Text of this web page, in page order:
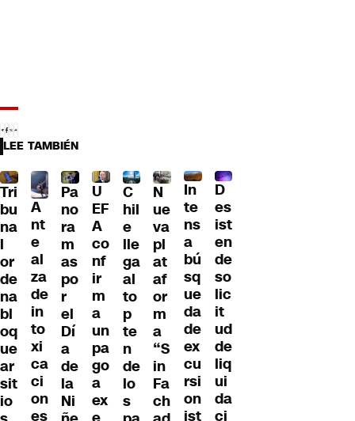
LEE TAMBIÉN
Tri
bu
na
l
or
de
na
bl
oq
ue
ar
sit
io
A
nt
e
al
za
de
in
to
xi
ca
ci
on
es
Pa
no
ra
m
as
po
r
el
Dí
a
de
la
Ni
U
EF
A
co
nf
ir
m
a
un
pa
go
a
ex
C
hil
e
lle
ga
al
to
p
te
n
de
lo
s
N
ue
va
pl
at
af
or
m
a
“S
in
Fa
ch
In
te
ns
a
bú
sq
ue
da
de
ex
cu
rsi
on
ist
D
es
ist
en
de
so
lic
it
ud
de
liq
ui
da
ci